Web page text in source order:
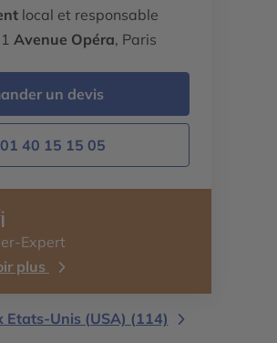
local et responsable
Avenue Opéra, Paris
un devis
01 40 15 15 05
Expert
plus
Etats-Unis (USA) (114)